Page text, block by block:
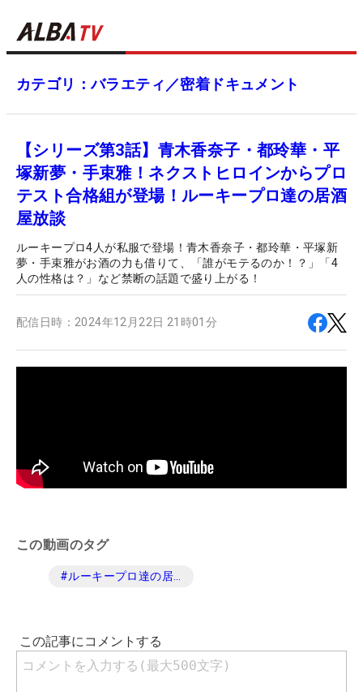
カテゴリ：バラエティ／密着ドキュメント
【シリーズ第3話】青木香奈子・都玲華・平
塚新夢・手束雅！ネクストヒロインからプロ
テスト合格組が登場！ルーキープロ達の居酒
屋放談
ルーキープロ4人が私服で登場！青木香奈子・都玲華・平塚新
夢・手束雅がお酒の力も借りて、「誰がモテるのか！？」「4
人の性格は？」など禁断の話題で盛り上がる！
配信日時： 2024年12月22日 21時01分
この動画のタグ
#ルーキープロ達の居酒屋放談